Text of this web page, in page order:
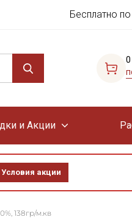
Бесплатно
0
и Акции
Условия акции
138гр/м.кв